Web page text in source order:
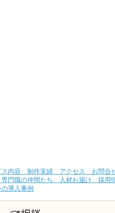
内容 制作実績 アクセス
お問合
専門職の仲間たち 人材お届け
採用
導入事例